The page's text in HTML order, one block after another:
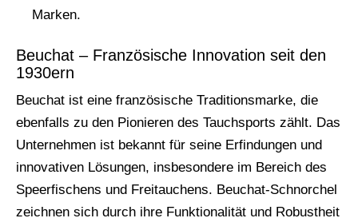
Marken.
Beuchat – Französische Innovation seit den
1930ern
Beuchat ist eine französische Traditionsmarke, die
ebenfalls zu den Pionieren des Tauchsports zählt. Das
Unternehmen ist bekannt für seine Erfindungen und
innovativen Lösungen, insbesondere im Bereich des
Speerfischens und Freitauchens. Beuchat-Schnorchel
zeichnen sich durch ihre Funktionalität und Robustheit